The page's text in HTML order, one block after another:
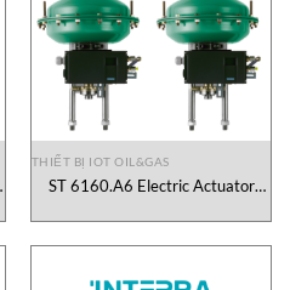
THIẾT BỊ IOT OIL&GAS
ST 6160.A6 Electric Actuator